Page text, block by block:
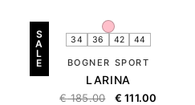
S
A
L
E
34 36 42 44
BOGNER SPORT
LARINA
€185.00 € 111.00